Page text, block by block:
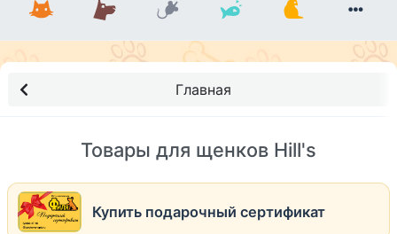
Главная
Товары для щенков Hill's
Купить подарочный сертификат